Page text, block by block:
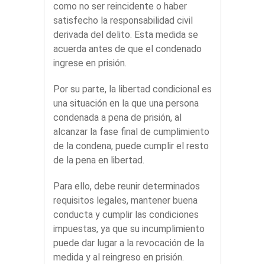
como no ser reincidente o haber
satisfecho la responsabilidad civil
derivada del delito. Esta medida se
acuerda antes de que el condenado
ingrese en prisión.
Por su parte, la libertad condicional es
una situación en la que una persona
condenada a pena de prisión, al
alcanzar la fase final de cumplimiento
de la condena, puede cumplir el resto
de la pena en libertad.
Para ello, debe reunir determinados
requisitos legales, mantener buena
conducta y cumplir las condiciones
impuestas, ya que su incumplimiento
puede dar lugar a la revocación de la
medida y al reingreso en prisión.